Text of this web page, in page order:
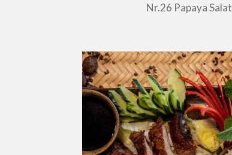
Nr.26 Papaya Salat